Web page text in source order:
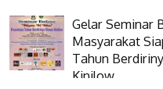
Gelar Seminar
Masyarakat
Tahun
Kinilow